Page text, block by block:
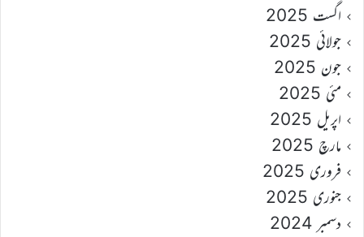
اگست 2025
جولائی 2025
جون 2025
مئی 2025
اپریل 2025
مارچ 2025
فروری 2025
جنوری 2025
دسمبر 2024